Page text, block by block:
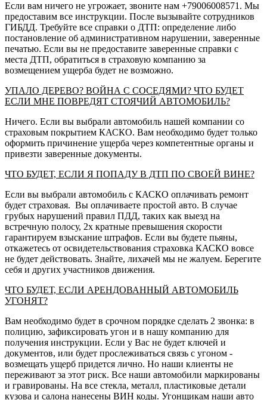
Если вам ничего не угрожает, звоните нам +79006008571. Мы
предоставим все инструкции. После вызывайте сотрудников
ГИБДД. Требуйте все справки о ДТП: определение либо
постановление об административном нарушении, заверенные
печатью. Если вы не предоставите заверенные справки с
места ДТП, обратиться в страховую компанию за
возмещением ущерба будет не возможно.
УПАЛО ДЕРЕВО? ВОЙНА С СОСЕДЯМИ? ЧТО БУДЕТ
ЕСЛИ МНЕ ПОВРЕДЯТ СТОЯЧИЙ АВТОМОБИЛЬ?
Ничего. Если вы выбрали автомобиль нашей компании со
страховым покрытием КАСКО. Вам необходимо будет только
оформить причинение ущерба через компетентные органы и
привезти заверенные документы.
ЧТО БУДЕТ, ЕСЛИ Я ПОПАДУ В ДТП ПО СВОЕЙ ВИНЕ?
Если вы выбрали автомобиль с КАСКО оплачивать ремонт
будет страховая. Вы оплачиваете простой авто. В случае
грубых нарушений правил ПДД, таких как выезд на
встречную полосу, 2х кратные превышения скорости
гарантируем взыскание штрафов. Если вы будете пьяны,
откажетесь от освидетельствования страховка КАСКО вовсе
не будет действовать. Знайте, лихачей мы не жалуем. Берегите
себя и других участников движения.
ЧТО БУДЕТ, ЕСЛИ АРЕНДОВАННЫЙ АВТОМОБИЛЬ
УГОНЯТ?
Вам необходимо будет в срочном порядке сделать 2 звонка: в
полицию, зафиксировать угон и в нашу компанию для
получения инструкции. Если у Вас не будет ключей и
документов, или будет прослеживаться связь с угоном -
возмещать ущерб придется лично. Но наши клиенты не
переживают за этот риск. Все наши автомобили маркированы
и гравированы. На все стекла, металл, пластиковые детали
кузова и салона нанесены ВИН коды. Угонщикам наши авто